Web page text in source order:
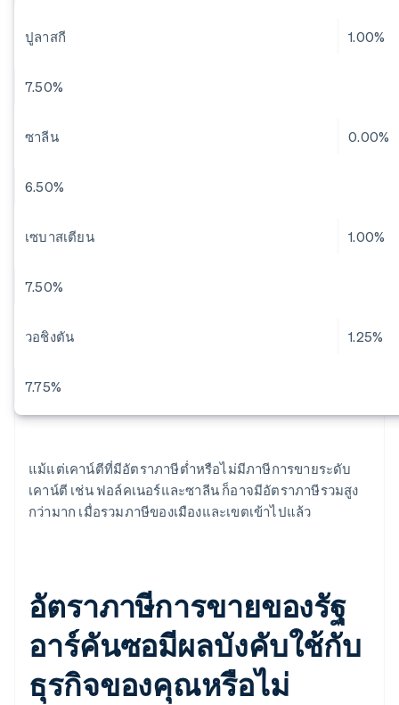
ปูลาสกี 1.00%
7.50%
ซาลีน 0.00%
6.50%
เซบาสเตียน 1.00%
7.50%
วอชิงตัน 1.25%
7.75%
แม้แต่เคาน์ตีที่มีอัตราภาษีต่ำหรือไม่มีภาษีการขายระดับ
เคาน์ตี เช่น ฟอล์คเนอร์และซาลีน ก็อาจมีอัตราภาษีรวมสูง
กว่ามาก เมื่อรวมภาษีของเมืองและเขตเข้าไปแล้ว
อัตราภาษีการขายของรัฐ
อาร์คันซอมีผลบังคับใช้กับ
ธุรกิจของคุณหรือไม่